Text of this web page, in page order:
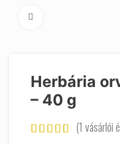
Herbária
– 40 g
(1 vásárlói